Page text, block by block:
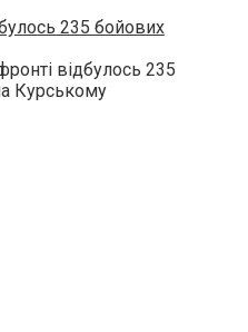
235 бойових
відбулось 235
Курському